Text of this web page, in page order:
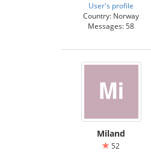
User's profile
Country: Norway
Messages: 58
Miland
52